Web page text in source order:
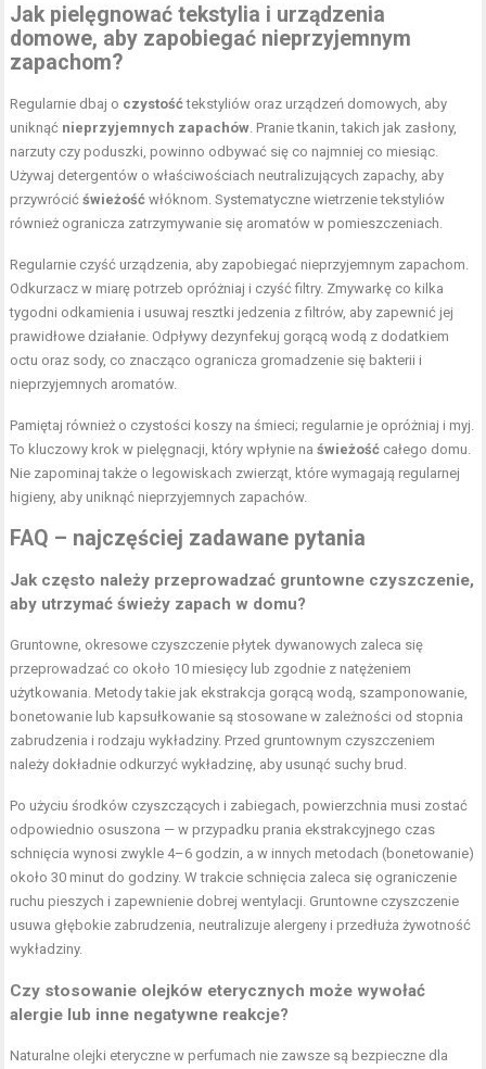
Jak pielęgnować tekstylia i urządzenia
domowe, aby zapobiegać nieprzyjemnym
zapachom?
Regularnie dbaj o czystośćtekstyliów oraz urządzeń domowych, aby
uniknąć nieprzyjemnych zapachów . Pranie tkanin, takich jak zasłony,
narzuty czy poduszki, powinno odbywać się co najmniej co miesiąc.
Używaj detergentów o właściwościach neutralizujących zapachy, aby
przywrócićświeżość włóknom. Systematyczne wietrzenie tekstyliów
również ogranicza zatrzymywanie się aromatów w pomieszczeniach.
Regularnie czyść urządzenia, aby zapobiegać nieprzyjemnym zapachom.
Odkurzacz w miarę potrzeb opróżniaj i czyść filtry. Zmywarkę co kilka
tygodni odkamienia i usuwaj resztki jedzenia z filtrów, aby zapewnić jej
prawidłowe działanie. Odpływy dezynfekuj gorącą wodą z dodatkiem
octu oraz sody, co znacząco ogranicza gromadzenie się bakterii i
nieprzyjemnych aromatów.
Pamiętaj również o czystości koszy na śmieci; regularnie je opróżniaj i myj.
To kluczowy krok w pielęgnacji, który wpłynie naświeżość całego domu.
Nie zapominaj także o legowiskach zwierząt, które wymagają regularnej
higieny, aby uniknąć nieprzyjemnych zapachów.
FAQ – najczęściej zadawane pytania
Jak często należy przeprowadzać gruntowne czyszczenie,
aby utrzymać świeży zapach w domu?
Gruntowne, okresowe czyszczenie płytek dywanowych zaleca się
przeprowadzać co około 10 miesięcy lub zgodnie z natężeniem
użytkowania. Metody takie jak ekstrakcja gorącą wodą, szamponowanie,
bonetowanie lub kapsułkowanie są stosowane w zależności od stopnia
zabrudzenia i rodzaju wykładziny. Przed gruntownym czyszczeniem
należy dokładnie odkurzyć wykładzinę, aby usunąć suchy brud.
Po użyciu środków czyszczących i zabiegach, powierzchnia musi zostać
odpowiednio osuszona — w przypadku prania ekstrakcyjnego czas
schnięcia wynosi zwykle 4–6 godzin, a w innych metodach (bonetowanie)
około 30 minut do godziny. W trakcie schnięcia zaleca się ograniczenie
ruchu pieszych i zapewnienie dobrej wentylacji. Gruntowne czyszczenie
usuwa głębokie zabrudzenia, neutralizuje alergeny i przedłuża żywotność
wykładziny.
Czy stosowanie olejków eterycznych może wywołać
alergie lub inne negatywne reakcje?
Naturalne olejki eteryczne w perfumach nie zawsze są bezpieczne dla